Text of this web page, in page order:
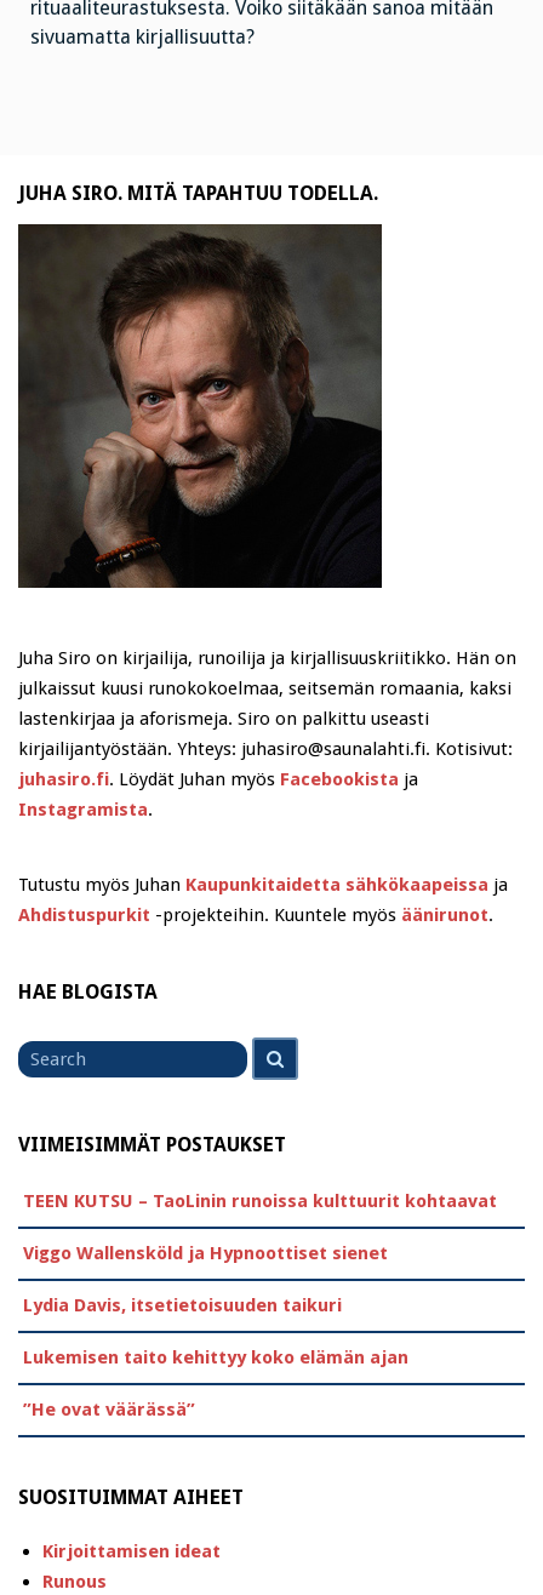
rituaaliteurastuksesta. Voiko siitäkään sanoa mitään
sivuamatta kirjallisuutta?
JUHA SIRO. MITÄ TAPAHTUU TODELLA.
Juha Siro on kirjailija, runoilija ja kirjallisuuskriitikko. Hän on
julkaissut kuusi runokokoelmaa, seitsemän romaania, kaksi
lastenkirjaa ja aforismeja. Siro on palkittu useasti
kirjailijantyöstään. Yhteys: juhasiro@saunalahti.fi. Kotisivut:
juhasiro.fi. Löydät Juhan myös Facebookista ja
Instagramista.
Tutustu myös Juhan Kaupunkitaidetta sähkökaapeissa ja
Ahdistuspurkit -projekteihin. Kuuntele myös äänirunot.
HAE BLOGISTA
Search
for
VIIMEISIMMÄT POSTAUKSET
TEEN KUTSU – TaoLinin runoissa kulttuurit kohtaavat
Viggo Wallensköld ja Hypnoottiset sienet
Lydia Davis, itsetietoisuuden taikuri
Lukemisen taito kehittyy koko elämän ajan
”He ovat väärässä”
SUOSITUIMMAT AIHEET
Kirjoittamisen ideat
Runous